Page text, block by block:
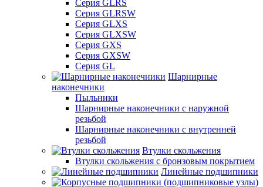
Серия GLRS
Серия GLRSW
Серия GLXS
Серия GLXSW
Серия GXS
Серия GXSW
Серия GL
Шарнирные
наконечники
Пыльники
Шарнирные наконечники с наружной
резьбой
Шарнирные наконечники с внутренней
резьбой
Втулки скольжения
Втулки скольжения с бронзовым покрытием
Линейные подшипники